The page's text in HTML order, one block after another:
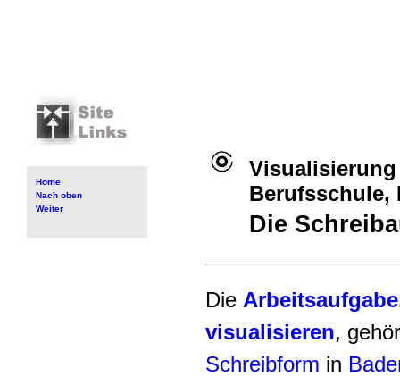
Home
Nach oben
Weiter
Berufsschule,
Die
Die
visualisieren,
Schreibform in